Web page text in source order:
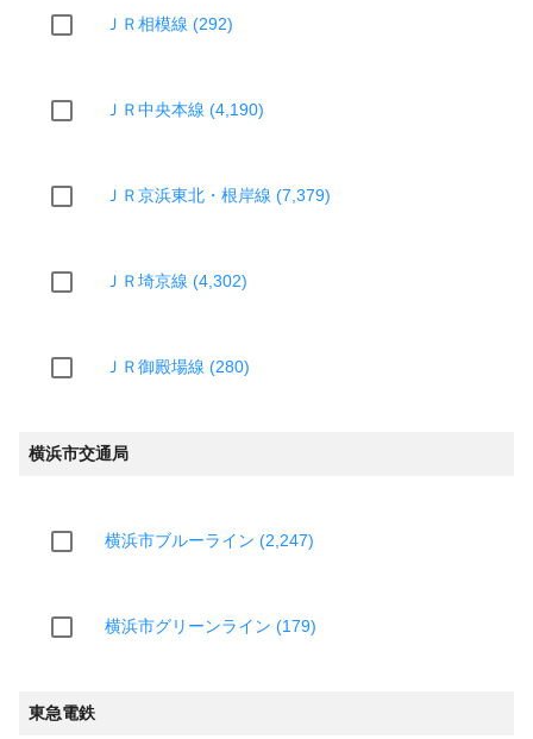
ＪＲ相模線 (292)
ＪＲ中央本線 (4,190)
ＪＲ京浜東北・根岸線 (7,379)
ＪＲ埼京線 (4,302)
ＪＲ御殿場線 (280)
横浜市交通局
横浜市ブルーライン (2,247)
横浜市グリーンライン (179)
東急電鉄